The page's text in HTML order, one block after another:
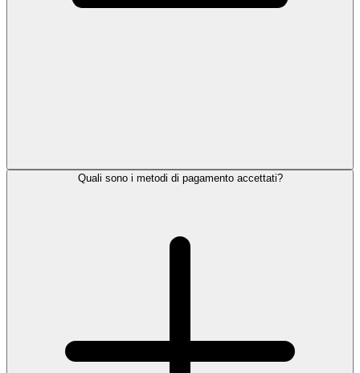
Quali sono i metodi di pagamento accettati?